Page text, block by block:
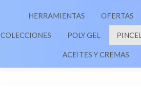
HERRAMIENTAS OFERTAS
COLECCIONES POLY GEL
ACEITES Y CREMAS